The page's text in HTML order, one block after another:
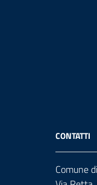
CONTATTI
Comune